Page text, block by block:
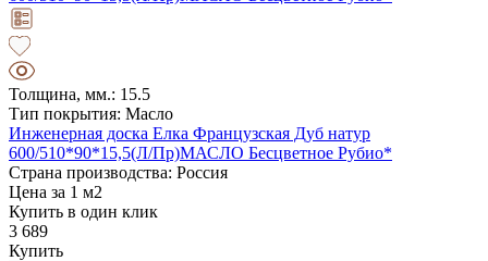
Толщина, мм.: 15.5
Тип покрытия: Масло
Инженерная доска Елка Французская Дуб натур
600/510*90*15,5(Л/Пр)МАСЛО Бесцветное Рубио*
Страна производства: Россия
Цена за 1 м2
Купить в один клик
3 689
Купить